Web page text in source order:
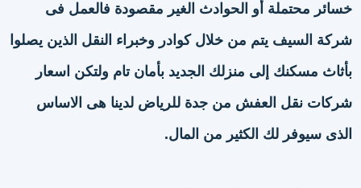
خسائر محتملة أو الحوادث الغير مقصودة فالعمل فى
شركة السيف يتم من خلال كوادر وخبراء النقل الذين يصلوا
بأثاث مسكنك إلى منزلك الجديد بأمان تام ولتكن اسعار
شركات نقل العفش من جدة للرياض لدينا هى الاساس
الذى سيوفر لك الكثير من المال.